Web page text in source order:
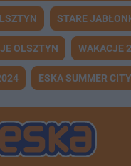
STARE
OLSZTYN WAKACJE
ESKA SUMMER CITY